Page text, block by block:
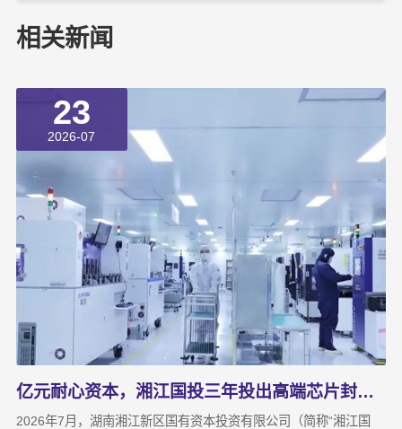
相关新闻
23
2026-07
亿元耐心资本，湘江国投三年投出高端芯片封测“尖子生”
2026年7月，湖南湘江新区国有资本投资有限公司（简称“湘江国